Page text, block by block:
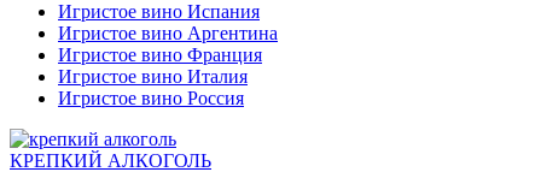
Игристое вино Испания
Игристое вино Аргентина
Игристое вино Франция
Игристое вино Италия
Игристое вино Россия
КРЕПКИЙ АЛКОГОЛЬ